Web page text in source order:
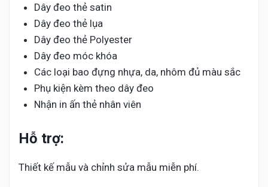
Dây đeo thẻ satin
Dây đeo thẻ lụa
Dây đeo thẻ Polyester
Dây đeo móc khóa
Các loại bao đựng nhựa, da, nhôm đủ màu sắc
Phụ kiện kèm theo dây đeo
Nhận in ấn thẻ nhân viên
Hỗ trợ:
Thiết kế mẫu và chỉnh sửa mẫu miễn phí.